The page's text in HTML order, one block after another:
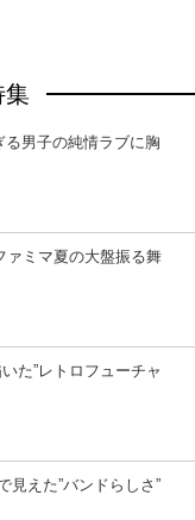
集
男子の純情ラブに胸
ァミマ夏の大盤振る舞
た”レトロフューチャ
見えた”バンドらしさ”